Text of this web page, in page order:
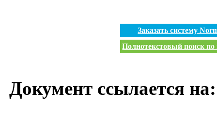
Заказать систему
Полнотекстовый поиск по
Документ ссылается на: